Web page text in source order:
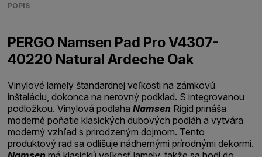
POPIS
PERGO Namsen Pad Pro V4307-
40220 Natural Ardeche Oak
Vinylové lamely štandardnej veľkosti na zámkovú
inštaláciu, dokonca na nerovný podklad. S integrovanou
podložkou. Vinylová podlahaNamsen Rigid prináša
moderné poňatie klasických dubových podláh a vytvára
moderný vzhľad s prirodzeným dojmom. Tento
produktový rad sa odlišuje nádhernými prírodnými dekormi.